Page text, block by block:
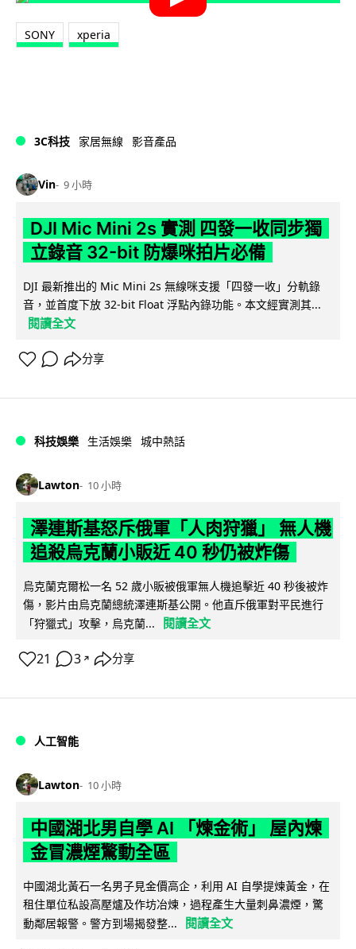
SONY xperia
3C科技 家居無線 影音產品
Vin 9 小時
DJI Mic Mini 2s 實測 四發一收同步獨
立錄音 32-bit 防爆咪拍片必備
DJI 最新推出的 Mic Mini 2s 無線咪支援「四發一收」分軌錄
音，並首度下放 32-bit Float 浮點內錄功能。本文經實測其...
閱讀全文
分享
科技娛樂 生活娛樂 城中熱話
Lawton 10 小時
澤連斯基怒斥俄軍「人肉狩獵」 無人機
追殺烏克蘭小販近 40 秒仍被炸傷
烏克蘭克爾松一名 52 歲小販被俄軍無人機追擊近 40 秒後被炸
傷，影片由烏克蘭總統澤連斯基公開。他直斥俄軍對平民進行
「狩獵式」攻擊，烏克蘭...
閱讀全文
21 3 ↗ 分享
人工智能
Lawton 10 小時
中國湖北男自學 AI 「煉金術」 屋內煉
金冒濃煙驚動全區
中國湖北黃石一名男子見金價高企，利用 AI 自學提煉黃金，在
租住單位私設高壓爐及作坊冶煉，過程產生大量刺鼻濃煙，驚
動鄰居報警。警方到場揭發整...
閱讀全文